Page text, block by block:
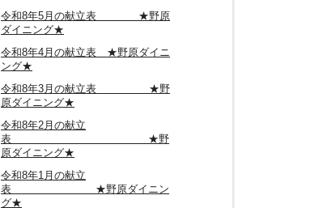
令和8年5月の献立表 ★野原
ダイニング★
令和8年4月の献立表 ★野原ダイニ
ング★
令和8年3月の献立表 ★野
原ダイニング★
令和8年2月の献立
表 ★野
原ダイニング★
令和8年1月の献立
表 ★野原ダイニン
グ★